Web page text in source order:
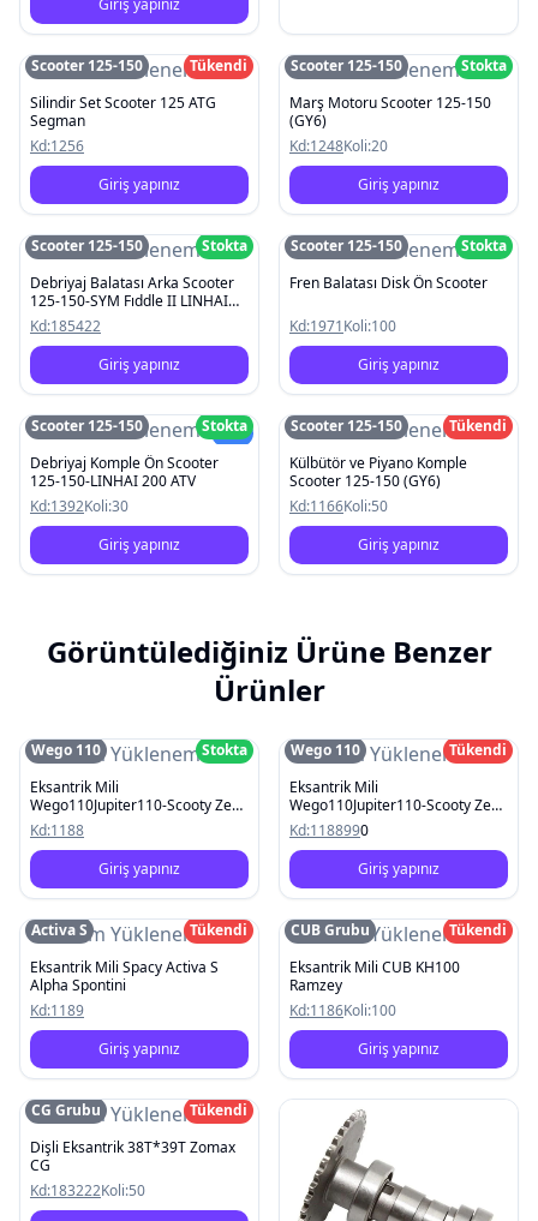
Giriş yapınız
Resim Yüklenemedi
Scooter 125-150
Tükendi
Silindir Set Scooter 125 ATG
Segman
Kd:1256
Giriş yapınız
Resim Yüklenemedi
Scooter 125-150
Stokta
Marş Motoru Scooter 125-150
(GY6)
Kd:1248Koli:20
Giriş yapınız
Resim Yüklenemedi
Scooter 125-150
Stokta
Debriyaj Balatası Arka Scooter
125-150-SYM Fıddle II LINHAI
200 ATV
Kd:185422
Giriş yapınız
Resim Yüklenemedi
Scooter 125-150
Stokta
Fren Balatası Disk Ön Scooter
Kd:1971Koli:100
Giriş yapınız
Resim YüklenemediYeni
Scooter 125-150
Stokta
Debriyaj Komple Ön Scooter
125-150-LINHAI 200 ATV
Kd:1392Koli:30
Giriş yapınız
Resim Yüklenemedi
Scooter 125-150
Tükendi
Külbütör ve Piyano Komple
Scooter 125-150 (GY6)
Kd:1166Koli:50
Giriş yapınız
Görüntülediğiniz Ürüne Benzer
Ürünler
Resim Yüklenemedi
Wego 110
Stokta
Eksantrik Mili
Wego110Jupiter110-Scooty Zest
110
Kd:1188
Giriş yapınız
Resim Yüklenemedi
Wego 110
Tükendi
Eksantrik Mili
Wego110Jupiter110-Scooty Zest
110
Kd:1188990
Giriş yapınız
Resim Yüklenemedi
Activa S
Tükendi
Eksantrik Mili Spacy Activa S
Alpha Spontini
Kd:1189
Giriş yapınız
Resim Yüklenemedi
CUB Grubu
Tükendi
Eksantrik Mili CUB KH100
Ramzey
Kd:1186Koli:100
Giriş yapınız
Resim Yüklenemedi
CG Grubu
Tükendi
Dişli Eksantrik 38T*39T Zomax
CG
Kd:183222Koli:50